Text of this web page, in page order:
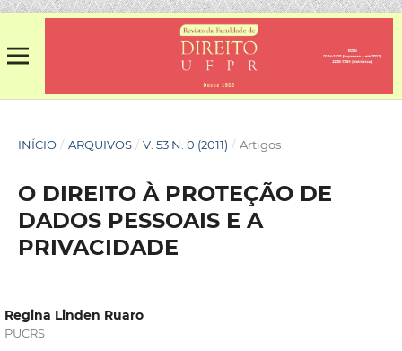
INÍCIO / ARQUIVOS / V. 53 N. 0 (2011) / Artigos
O DIREITO À PROTEÇÃO DE
DADOS PESSOAIS E A
PRIVACIDADE
Regina Linden Ruaro
PUCRS